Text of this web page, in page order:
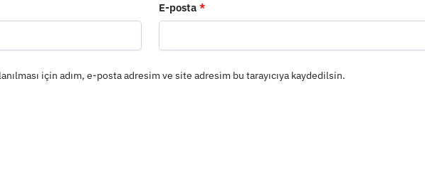
E-posta *
için adım, e-posta adresim ve site adresim bu tarayıcıya kaydedilsin.